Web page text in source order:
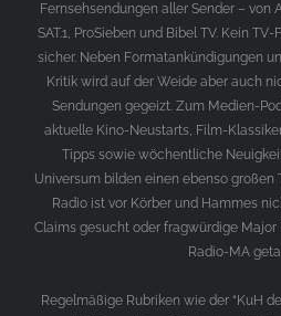
Fernsehsendungen aller Sender – von
SAT.1, ProSieben und Bibel TV. Kein
sicher. Neben Formatankündigungen
Kritik wird auf der Weide aber auch
Sendungen gegeizt. Zum Medien-
aktuelle Kino-Neustarts, Film-
Tipps sowie wöchentliche
Universum bilden einen ebenso großen
Radio ist vor Körber und Hammes
Claims gesucht oder fragwürdige Major
Radio-MA
Regelmäßige Rubriken wie der “KuH